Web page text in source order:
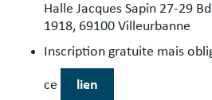
Halle Jacques Sapin 27-29
1918, 69100 Villeurbanne
Inscription gratuite mais
ce lien